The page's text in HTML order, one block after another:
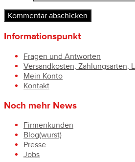
Informationspunkt
Fragen und Antworten
Versandkosten, Zahlungsarten,
Mein Konto
Kontakt
Noch mehr News
Firmenkunden
Blog(wurst)
Presse
Jobs